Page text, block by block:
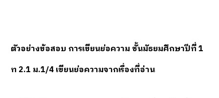
ตัวอย่างข้อสอบ การเขียนย่อความ ชั้นมัธยมศึกษาปีที่ 1
ท 2.1 ม.1/4 เขียนย่อความจากเรื่องที่อ่าน